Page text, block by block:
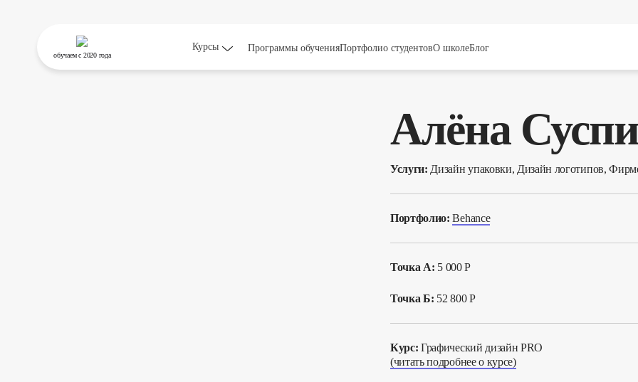
обучаемс 2020 года
Курсы Программы обученияПортфолио студентовО школеБлог
Алёна
Услуги: Дизайн упаковки, Дизайн логотипов,
Портфолио:Behance
Точка А: 5 000 Р
Точка Б: 52 800 Р
Курс:Графический дизайн PRO
(читать подробнее о курсе)